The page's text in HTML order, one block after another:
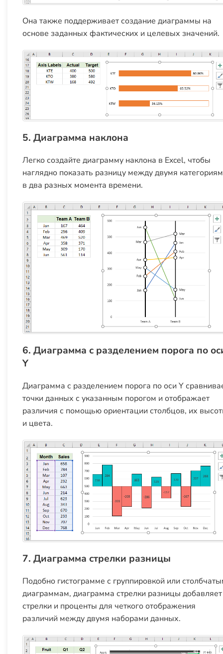
Она также поддерживает создание диаграммы на
основе заданных фактических и целевых значений.
5. Диаграмма наклона
Легко создайте диаграмму наклона в Excel, чтобы
наглядно показать разницу между двумя
в два разных момента времени.
6. Диаграмма с разделением порога по
Y
Диаграмма с разделением порога по оси Y
точки данных с указанным порогом и отображает
различия с помощью ориентации столбцов, их
и цвета.
7. Диаграмма стрелки разницы
Подобно гистограмме с группировкой или
диаграммам, диаграмма стрелки разницы добавляет
стрелки и проценты для четкого отображения
различий между двумя наборами данных.